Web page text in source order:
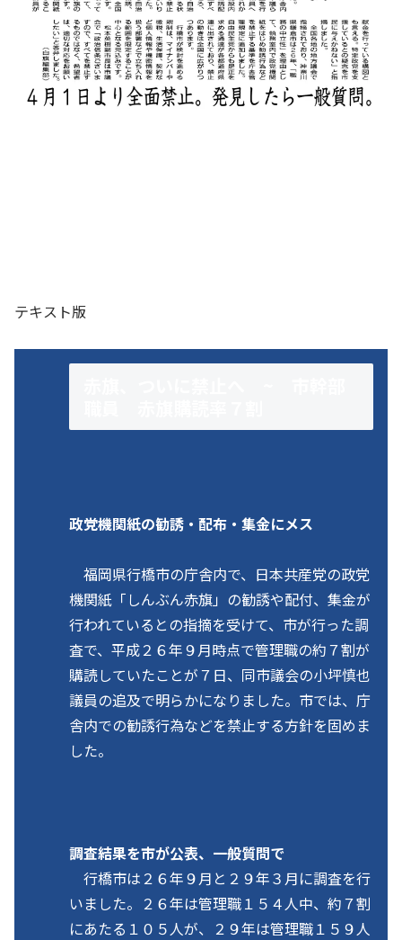
テキスト版
政党機関紙の勧誘・配布・集金にメス
福岡県行橋市の庁舎内で、日本共産党の政党
機関紙「しんぶん赤旗」の勧誘や配付、集金が
行われているとの指摘を受けて、市が行った調
査で、平成２６年９月時点で管理職の約７割が
購読していたことが７日、同市議会の小坪慎也
議員の追及で明らかになりました。市では、庁
舎内での勧誘行為などを禁止する方針を固めま
した。
調査結果を市が公表、一般質問で
行橋市は２６年９月と２９年３月に調査を行
いました。２６年は管理職１５４人中、約７割
にあたる１０５人が、２９年は管理職１５９人